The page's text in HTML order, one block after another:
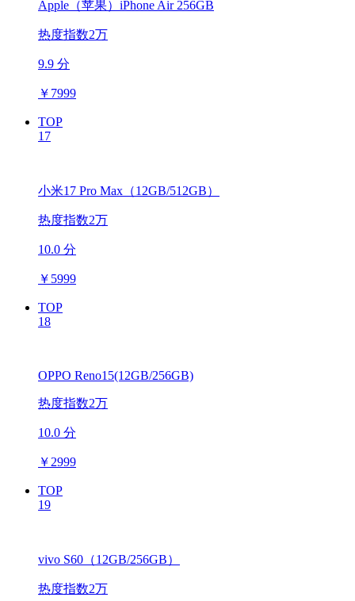
Apple（苹果）iPhone Air 256GB
热度指数2万
9.9 分
￥ 7999
TOP
17
小米17 Pro Max（12GB/512GB）
热度指数2万
10.0 分
￥ 5999
TOP
18
OPPO Reno15(12GB/256GB)
热度指数2万
10.0 分
￥ 2999
TOP
19
vivo S60（12GB/256GB）
热度指数2万